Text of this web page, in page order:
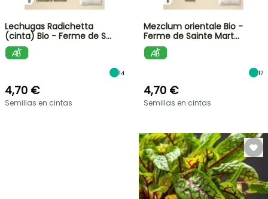
Lechugas Radichetta
(cinta) Bio - Ferme de S…
14
4,70 €
Semillas en cintas
Mezclum orientale Bio -
Ferme de Sainte Mart…
17
4,70 €
Semillas en cintas